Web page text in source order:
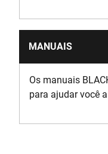
MANUAIS
Os manuais
para ajudar você